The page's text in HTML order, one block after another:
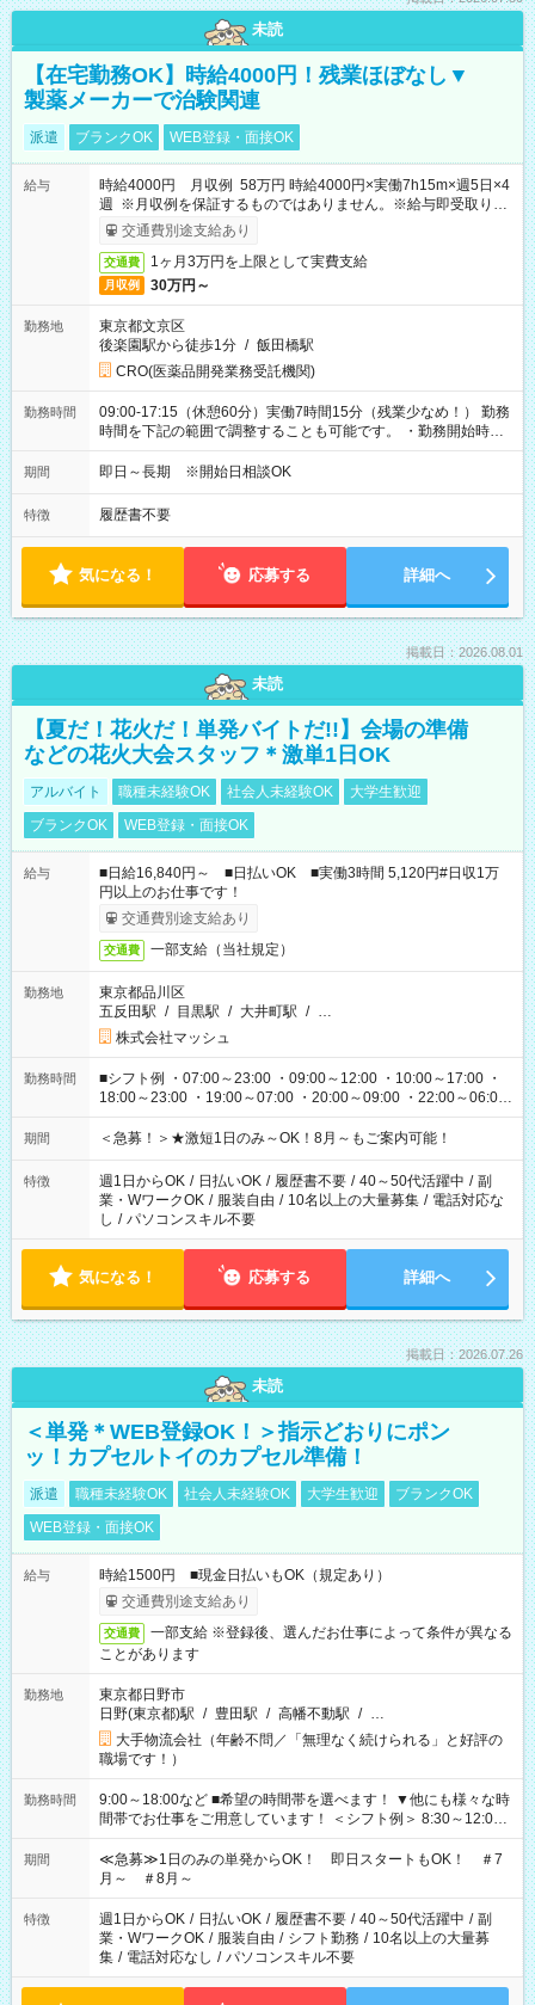
未読
【在宅勤務OK】時給4000円！残業ほぼなし▼
製薬メーカーで治験関連
派遣 ブランクOK WEB登録・面接OK
給与
時給4000円 月収例 58万円 時給4000円×実働7h15m×週5日×4
週 ※月収例を保証するものではありません。※給与即受取りサ
ービス利用可（利用条件有）
交通費別途支給あり
交通費 1ヶ月3万円を上限として実費支給
月収例 30万円～
勤務地
東京都文京区
後楽園駅から徒歩1分 / 飯田橋駅
CRO(医薬品開発業務受託機関)
勤務時間
09:00-17:15（休憩60分）実働7時間15分（残業少なめ！） 勤務
時間を下記の範囲で調整することも可能です。 ・勤務開始時
間 09:00～10:00 ・勤務終了時間 16:00～17:15 ・実働
05:00～07:15
期間 即日～長期 ※開始日相談OK
特徴 履歴書不要
気になる！ 応募する 詳細へ
掲載日：2026.08.01
未読
【夏だ！花火だ！単発バイトだ!!】会場の準備
などの花火大会スタッフ＊激単1日OK
アルバイト 職種未経験OK 社会人未経験OK
大学生歓迎
ブランクOK
WEB登録・面接OK
給与
■日給16,840円～ ■日払いOK ■実働3時間 5,120円#日収1万
円以上のお仕事です！
交通費別途支給あり
交通費 一部支給（当社規定）
勤務地
東京都品川区
五反田駅 / 目黒駅 / 大井町駅 / …
株式会社マッシュ
勤務時間
■シフト例 ・07:00～23:00 ・09:00～12:00 ・10:00～17:00 ・
18:00～23:00 ・19:00～07:00 ・20:00～09:00 ・22:00～06:00
etc ★最短3時間で5,120円のお仕事から／15時間で2万円近く稼
げるお仕事も！ ご希望のお時間に合わせてご紹介！ ※シフトは
ください！
期間 ＜急募！＞★激短1日のみ～OK！8月～もご案内可能！
特徴 週1日からOK / 日払いOK / 履歴書不要 / 40～50代活躍中 / 副
業・WワークOK / 服装自由 / 10名以上の大量募集 / 電話対応な
し / パソコンスキル不要
気になる！ 応募する 詳細へ
掲載日：2026.07.26
未読
＜単発＊WEB登録OK！＞指示どおりにポン
ッ！カプセルトイのカプセル準備！
派遣 職種未経験OK 社会人未経験OK 大学生歓迎
ブランクOK
WEB登録・面接OK
給与
時給1500円 ■現金日払いもOK（規定あり）
交通費別途支給あり
交通費
一部支給 ※登録後、選んだお仕事によって条件が異なる
ことがあります
勤務地
東京都日野市
日野(東京都)駅 / 豊田駅 / 高幡不動駅 / …
大手物流会社（年齢不問／「無理なく続けられる」と好評の
職場です！）
勤務時間
9:00～18:00など ■希望の時間帯を選べます！ ▼他にも様々な時
間帯でお仕事をご用意しています！ ＜シフト例＞ 8:30～12:00
17:00～22:00 13:00～22:00 22:00～翌6:00 など
期間
≪急募≫1日のみの単発からOK！ 即日スタートもOK！ ＃7
月～ ＃8月～
特徴 週1日からOK / 日払いOK / 履歴書不要 / 40～50代活躍中 / 副
業・WワークOK / 服装自由 / シフト勤務 / 10名以上の大量募
集 / 電話対応なし / パソコンスキル不要